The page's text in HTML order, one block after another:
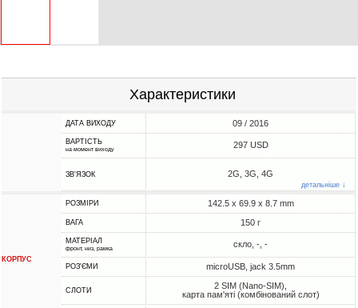
Характеристики
ДАТА ВИХОДУ 09 / 2016
ВАРТІСТЬ
на момент виходу 297 USD
ЗВ'ЯЗОК 2G, 3G, 4G
детальніше ↓
КОРПУС
РОЗМІРИ 142.5 x 69.9 x 8.7 mm
ВАГА 150 г
МАТЕРІАЛ
фронт, низ, рамка скло, -, -
РОЗ'ЄМИ microUSB, jack 3.5mm
СЛОТИ
2 SIM (Nano-SIM),
карта пам'яті (комбінований слот)